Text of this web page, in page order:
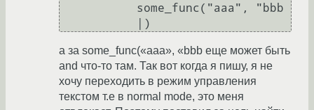
а за some_func(«aaa», «bbb еще может быть
and что-то там. Так вот когда я пишу, я не
хочу переходить в режим управления
текстом т.е в normal mode, это меня